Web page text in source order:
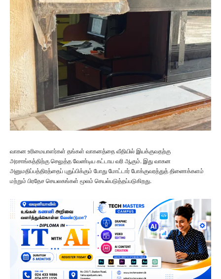
வாகன உரிமையாளர்கள் தங்கள் வாகனத்தை வீதியில் இயக்குவதற்கு
அரசாங்கத்திற்கு செலுத்த வேண்டிய கட்டாய வரி ஆகும். இது வாகன
அனுமதிப்பத்திரத்தைப் புதுப்பிக்கும் போது மோட்டார் போக்குவரத்துத் திணைக்களம்
மற்றும் பிரதேச செயலகங்கள் மூலம் செயல்படுத்தப்படுகிறது.